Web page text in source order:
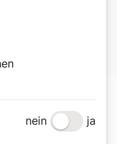
ihren wichtigsten
nein ja